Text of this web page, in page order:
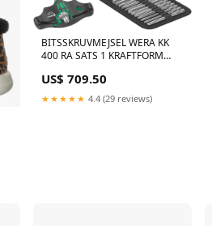
BITSSKRUVMEJSEL WERA KK
400 RA SATS 1 KRAFTFORM
US$ 709.50
★★★★★ 4.4 (29 reviews)